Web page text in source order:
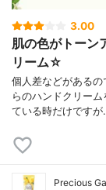
3.00
肌の色がトーン
リーム☆
個人差などがある
らのハンドクリー
ている時だけです
Precious